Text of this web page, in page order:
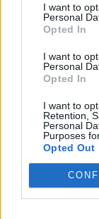
I want to
Personal
Opted In
I want to
Personal
Opted In
I want to
Retention,
Personal
Purposes
Opted Out